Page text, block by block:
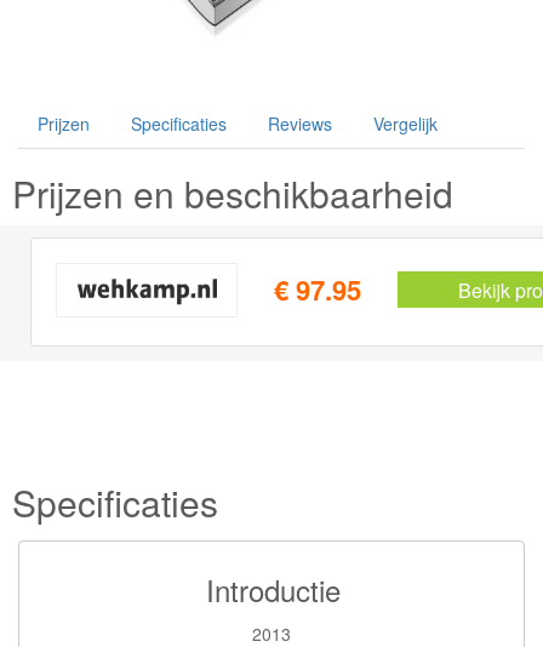
Prijzen Specificaties Reviews Vergelijk
Prijzen en beschikbaarheid
€ 97.95 Bekijk
Specificaties
Introductie
2013